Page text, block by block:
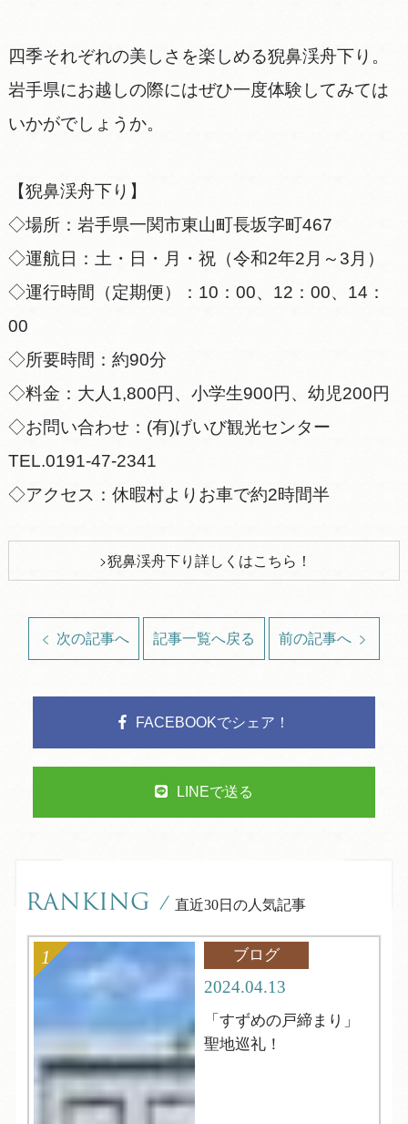
四季それぞれの美しさを楽しめる猊鼻渓舟下り。
岩手県にお越しの際にはぜひ一度体験してみては
いかがでしょうか。
【猊鼻渓舟下り】
◇場所：岩手県一関市東山町長坂字町467
◇運航日：土・日・月・祝（令和2年2月～3月）
◇運行時間（定期便）：10：00、12：00、14：
00
◇所要時間：約90分
◇料金：大人1,800円、小学生900円、幼児200円
◇お問い合わせ：(有)げいび観光センター
TEL.0191-47-2341
◇アクセス：休暇村よりお車で約2時間半
猊鼻渓舟下り詳しくはこちら！
次の記事へ 記事一覧へ戻る 前の記事へ
FACEBOOKでシェア！
LINEで送る
RANKING / 直近30日の人気記事
ブログ
2024.04.13
「すずめの戸締まり」
聖地巡礼！